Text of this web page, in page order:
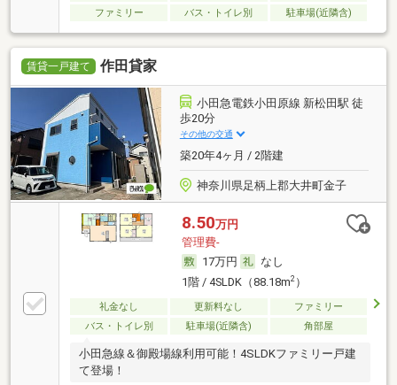
ファミリー
バス・トイレ別 駐車場(近隣含)
賃貸一戸建て 作田貸家
小田急電鉄小田原線 新松田駅 徒
歩20分
その他の交通
築20年4ヶ月 / 2階建
神奈川県足柄上郡大井町金子
8.50万円
管理費-
17万円
なし
1階 / 4SLDK（88.18m2）
礼金なし 更新料なし
ファミリー
バス・トイレ別
駐車場(近隣含) 角部屋
小田急線＆御殿場線利用可能！4SLDKファミリー戸建
て登場！